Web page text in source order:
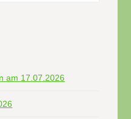
am 17.07.2026